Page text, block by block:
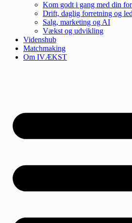
Kom godt i gang med din
Drift, daglig forretning og
Salg, marketing og AI
Vækst og udvikling
Videnshub
Matchmaking
Om IVÆKST